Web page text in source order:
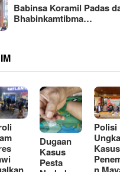
Babinsa Koramil Padas
Bhabinkamtibma…
Dugaan
Kasus
Pesta
Polisi
Kasus